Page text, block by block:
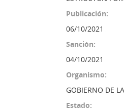
Publicación:
06/10/2021
Sanción:
04/10/2021
Organismo:
GOBIERNO DE
Estado: